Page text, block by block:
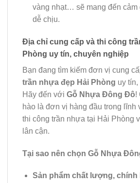
vàng nhạt… sẽ mang đến cảm
dễ chịu.
Địa chỉ cung cấp và thi công
Phòng uy tín, chuyên nghiệp
Bạn đang tìm kiếm đơn vị cung
trần nhựa đẹp Hải Phòng uy
Hãy đến với Gỗ Nhựa Đông Đô!
hào là đơn vị hàng đầu trong lĩnh
thi công trần nhựa tại Hải Phòng
lân cận.
Tại sao nên chọn Gỗ Nhựa
Sản phẩm chất lượng, chính